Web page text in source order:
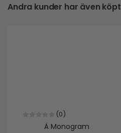
Andra kunder har även köpt
out of 5
(0)
Ä Monogram